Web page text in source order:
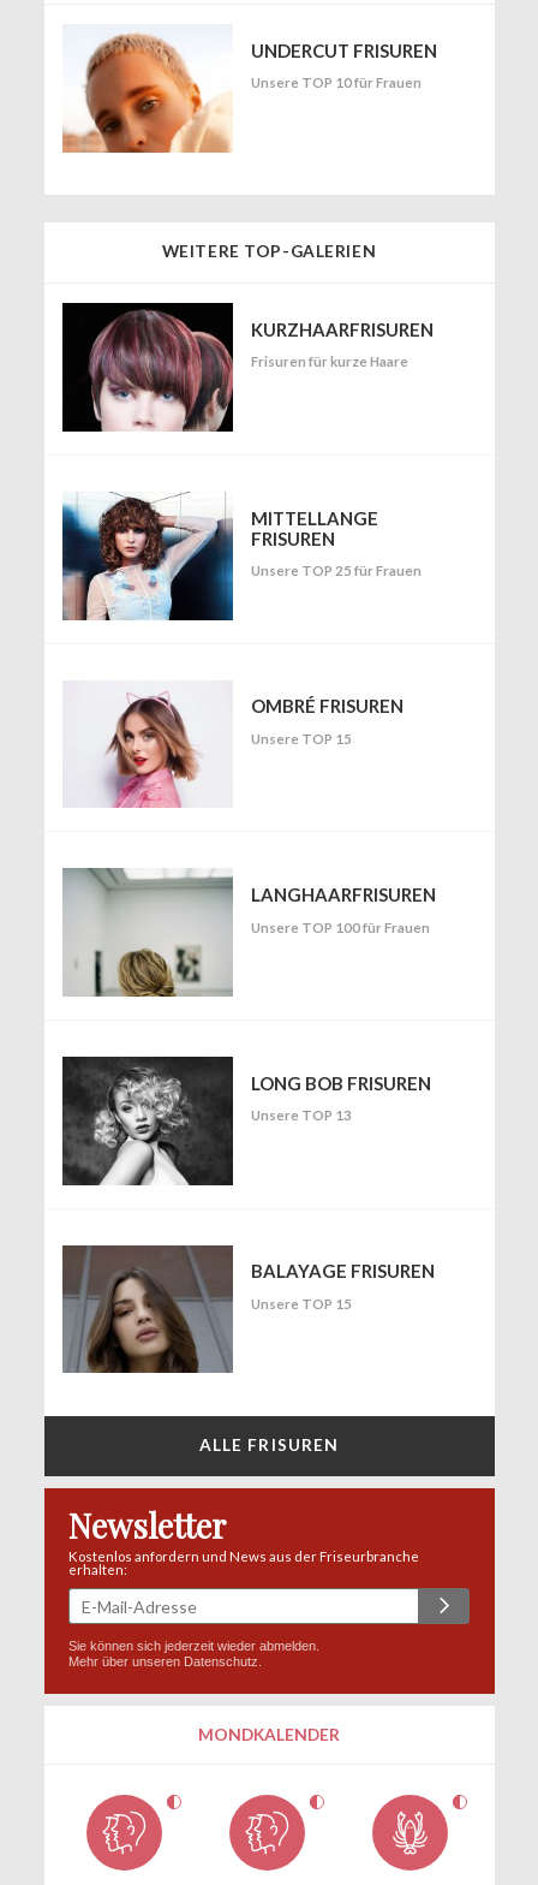
UNDERCUT FRISUREN
Unsere TOP 10 für Frauen
WEITERE TOP-GALERIEN
KURZHAARFRISUREN
Frisuren für kurze Haare
MITTELLANGE
FRISUREN
Unsere TOP 25 für Frauen
OMBRÉ FRISUREN
Unsere TOP 15
LANGHAARFRISUREN
Unsere TOP 100 für Frauen
LONG BOB FRISUREN
Unsere TOP 13
BALAYAGE FRISUREN
Unsere TOP 15
ALLE FRISUREN
Newsletter
Kostenlos anfordern und News aus der Friseurbranche
erhalten:
Sie können sich jederzeit wieder abmelden.
Mehr über unseren Datenschutz
MONDKALENDER